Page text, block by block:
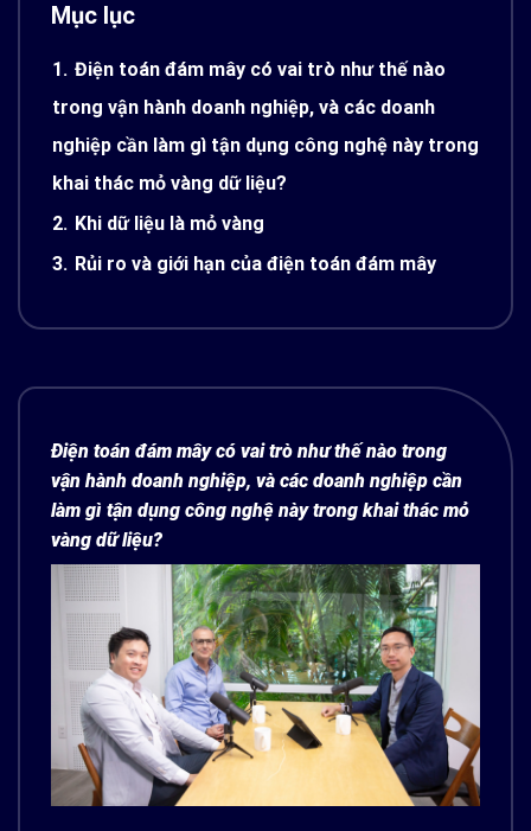
Mục lục
1. Điện toán đám mây có vai trò như thế nào
trong vận hành doanh nghiệp, và các doanh
nghiệp cần làm gì tận dụng công nghệ này trong
khai thác mỏ vàng dữ liệu?
2. Khi dữ liệu là mỏ vàng
3. Rủi ro và giới hạn của điện toán đám mây
Điện toán đám mây có vai trò như thế nào trong
vận hành doanh nghiệp, và các doanh nghiệp cần
làm gì tận dụng công nghệ này trong khai thác mỏ
vàng dữ liệu?